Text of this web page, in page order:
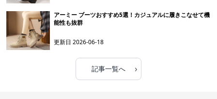
アーミー ブーツおすすめ5選！カジュアルに履きこなせて機
能性も抜群
更新日2026-06-18
記事一覧へ ›